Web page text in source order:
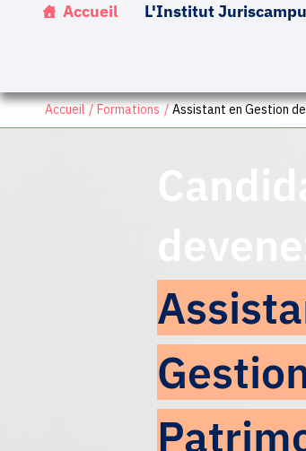
Accueil L'Institut
Accueil Formations Assistant en Gestion